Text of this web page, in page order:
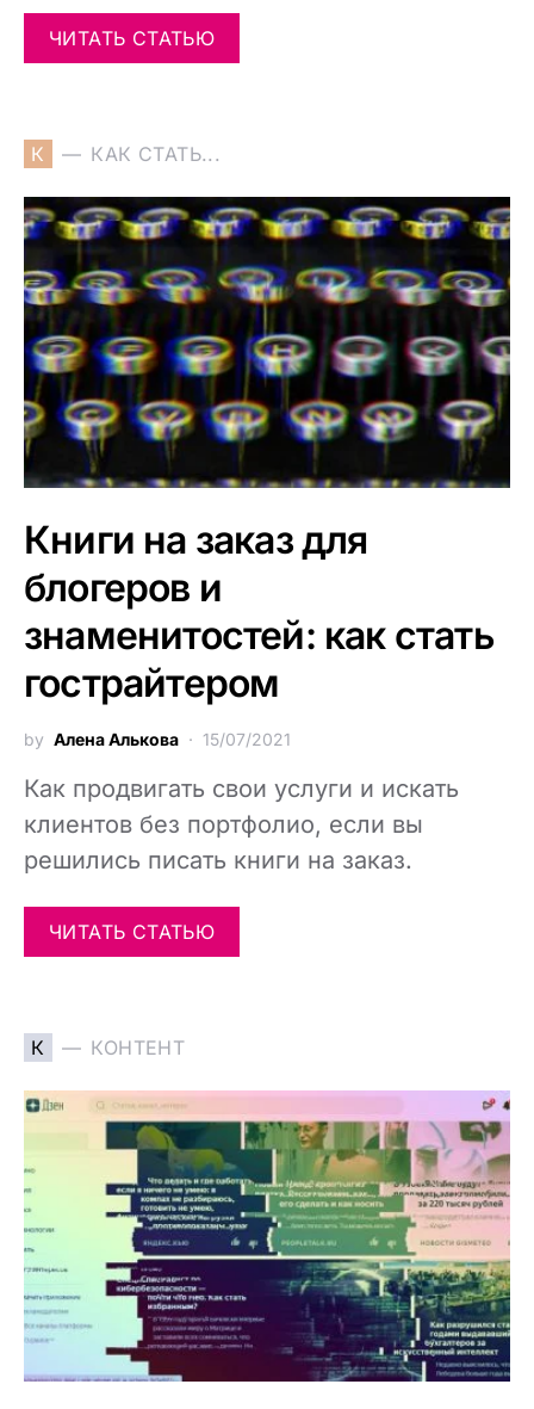
ЧИТАТЬ СТАТЬЮ
К КАК СТАТЬ...
Книги на заказ для
блогеров и
знаменитостей: как стать
гострайтером
by Алена Алькова 15/07/2021
Как продвигать свои услуги и искать
клиентов без портфолио, если вы
решились писать книги на заказ.
ЧИТАТЬ СТАТЬЮ
К КОНТЕНТ